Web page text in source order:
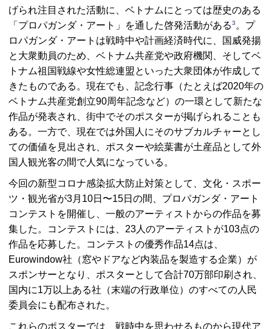
げられ注目された活動に、ベトナムにとっては歴史のある
「プロパガンダ・アート」を通した啓発活動がある3 。プ
ロパガンダ・アートは戦時中や計画経済時代に、国威発揚
と大衆動員のため、ベトナム共産党や政府機関、そしてベ
トナム祖国戦線や女性総連盟といった大衆団体が作成して
きたものである。現在でも、記念行事（たとえば2020年の
ベトナム共産党創立90周年記念など）の一環として新たな
作品が発表され、街中でそのポスターが掲げられることも
ある。一方で、現在では外国人にそのサブカルチャーとし
ての価値を見出され、ポスターや絵葉書が土産品として外
国人観光客の間で人気になっている。
今回の新型コロナ感染拡大防止対策として、文化・スポー
ツ・観光省が3月10日〜15日の間、プロパガンダ・アート
コンテストを開催し、一般のアーティストからの作品を募
集した。コンテストには、23人のアーティストが103点の
作品を応募した。コンテストの優秀作品14点は、
Eurowindow社（窓やドアなど内装品を製造する企業）が
スポンサーとなり、ポスターとして合計70万部印刷され、
国内に1万以上ある社（末端の行政単位）のすべての人民
委員会にも配布された。
これらのポスターでは、戦時中を思わせるものから現代ア